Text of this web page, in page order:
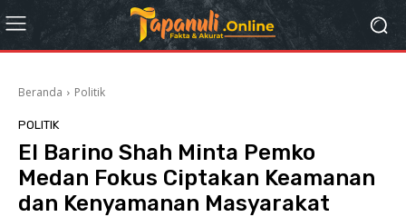
Beranda Politik
POLITIK
El Barino Shah Minta Pemko
Medan Fokus Ciptakan Keamanan
dan Kenyamanan Masyarakat